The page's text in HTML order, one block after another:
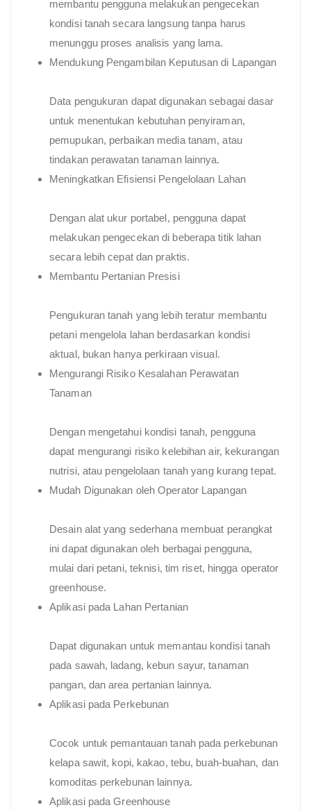
membantu pengguna melakukan pengecekan
kondisi tanah secara langsung tanpa harus
menunggu proses analisis yang lama.
Mendukung Pengambilan Keputusan di Lapangan
Data pengukuran dapat digunakan sebagai dasar
untuk menentukan kebutuhan penyiraman,
pemupukan, perbaikan media tanam, atau
tindakan perawatan tanaman lainnya.
Meningkatkan Efisiensi Pengelolaan Lahan
Dengan alat ukur portabel, pengguna dapat
melakukan pengecekan di beberapa titik lahan
secara lebih cepat dan praktis.
Membantu Pertanian Presisi
Pengukuran tanah yang lebih teratur membantu
petani mengelola lahan berdasarkan kondisi
aktual, bukan hanya perkiraan visual.
Mengurangi Risiko Kesalahan Perawatan
Tanaman
Dengan mengetahui kondisi tanah, pengguna
dapat mengurangi risiko kelebihan air, kekurangan
nutrisi, atau pengelolaan tanah yang kurang tepat.
Mudah Digunakan oleh Operator Lapangan
Desain alat yang sederhana membuat perangkat
ini dapat digunakan oleh berbagai pengguna,
mulai dari petani, teknisi, tim riset, hingga operator
greenhouse.
Aplikasi pada Lahan Pertanian
Dapat digunakan untuk memantau kondisi tanah
pada sawah, ladang, kebun sayur, tanaman
pangan, dan area pertanian lainnya.
Aplikasi pada Perkebunan
Cocok untuk pemantauan tanah pada perkebunan
kelapa sawit, kopi, kakao, tebu, buah-buahan, dan
komoditas perkebunan lainnya.
Aplikasi pada Greenhouse